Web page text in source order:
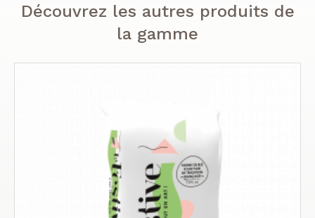
Découvrez les autres produits de
la gamme